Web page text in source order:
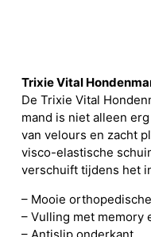
Trixie Vital
De Trixie Vital
mand is niet alleen
van velours en zacht
visco-elastische
verschuift tijdens het
– Mooie
– Vulling met memory